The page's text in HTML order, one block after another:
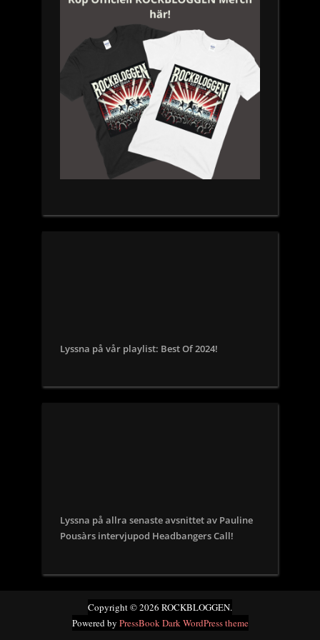
Lyssna på vår playlist: Best Of 2024!
Lyssna på allra senaste avsnittet av Pauline
Pousàrs intervjupod Headbangers Call!
Copyright © 2026 ROCKBLOGGEN.
Powered by PressBook Dark WordPress theme